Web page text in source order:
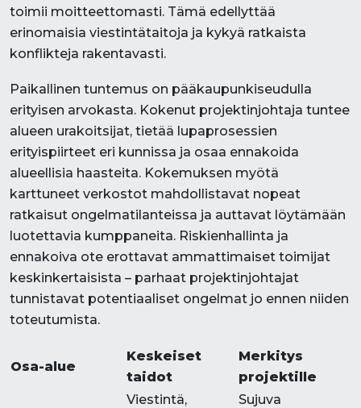
toimii moitteettomasti. Tämä edellyttää
erinomaisia viestintätaitoja ja kykyä ratkaista
konflikteja rakentavasti.
Paikallinen tuntemus on pääkaupunkiseudulla
erityisen arvokasta. Kokenut projektinjohtaja tuntee
alueen urakoitsijat, tietää lupaprosessien
erityispiirteet eri kunnissa ja osaa ennakoida
alueellisia haasteita. Kokemuksen myötä
karttuneet verkostot mahdollistavat nopeat
ratkaisut ongelmatilanteissa ja auttavat löytämään
luotettavia kumppaneita. Riskienhallinta ja
ennakoiva ote erottavat ammattimaiset toimijat
keskinkertaisista – parhaat projektinjohtajat
tunnistavat potentiaaliset ongelmat jo ennen niiden
toteutumista.
Osa-alue
Keskeiset
taidot
Merkitys
projektille
Viestintä,
Sujuva